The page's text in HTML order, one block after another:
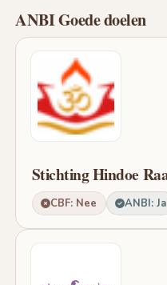
ANBI Goede doelen
Stichting Hindoe
CBF: Nee ANBI: Ja